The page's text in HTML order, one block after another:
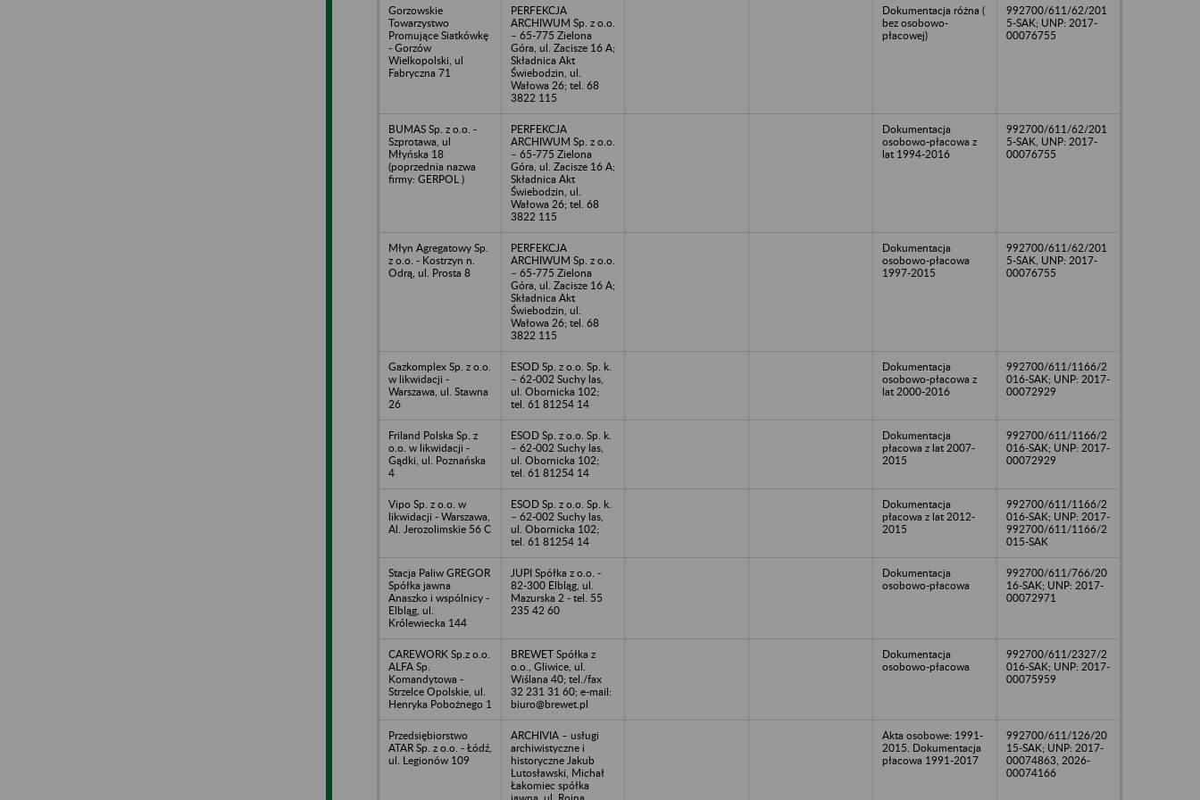
Gorzowskie
Towarzystwo
Promujące Siatkówkę
- Gorzów
Wielkopolski, ul
Fabryczna 71
PERFEKCJA
ARCHIWUM Sp. z o.o.
– 65-775 Zielona
Góra, ul. Zacisze 16 A;
Składnica Akt
Świebodzin, ul.
Wałowa 26; tel. 68
3822 115
Dokumentacja różna (
bez osobowo-
płacowej)
992700/611/62/201
5-SAK; UNP: 2017-
00076755
BUMAS Sp. z o.o. -
Szprotawa, ul
Młyńska 18
(poprzednia nazwa
firmy: GERPOL )
PERFEKCJA
ARCHIWUM Sp. z o.o.
– 65-775 Zielona
Góra, ul. Zacisze 16 A;
Składnica Akt
Świebodzin, ul.
Wałowa 26; tel. 68
3822 115
Dokumentacja
osobowo-płacowa z
lat 1994-2016
992700/611/62/201
5-SAK, UNP: 2017-
00076755
Młyn Agregatowy Sp.
z o.o. - Kostrzyn n.
Odrą, ul. Prosta 8
PERFEKCJA
ARCHIWUM Sp. z o.o.
– 65-775 Zielona
Góra, ul. Zacisze 16 A;
Składnica Akt
Świebodzin, ul.
Wałowa 26; tel. 68
3822 115
Dokumentacja
osobowo-płacowa
1997-2015
992700/611/62/201
5-SAK, UNP: 2017-
00076755
Gazkomplex Sp. z o.o.
w likwidacji -
Warszawa, ul. Stawna
26
ESOD Sp. z o.o. Sp. k.
– 62-002 Suchy las,
ul. Obornicka 102;
tel. 61 81254 14
Dokumentacja
osobowo-płacowa z
lat 2000-2016
992700/611/1166/2
016-SAK; UNP: 2017-
00072929
Friland Polska Sp. z
o.o. w likwidacji -
Gądki, ul. Poznańska
4
ESOD Sp. z o.o. Sp. k.
– 62-002 Suchy las,
ul. Obornicka 102;
tel. 61 81254 14
Dokumentacja
płacowa z lat 2007-
2015
992700/611/1166/2
016-SAK; UNP: 2017-
00072929
Vipo Sp. z o.o. w
likwidacji - Warszawa,
Al. Jerozolimskie 56 C
ESOD Sp. z o.o. Sp. k.
– 62-002 Suchy las,
ul. Obornicka 102;
tel. 61 81254 14
Dokumentacja
płacowa z lat 2012-
2015
992700/611/1166/2
016-SAK; UNP: 2017-
992700/611/1166/2
015-SAK
Stacja Paliw GREGOR
Spółka jawna
Anaszko i wspólnicy -
Elbląg, ul.
Królewiecka 144
JUPI Spółka z o.o. -
82-300 Elbląg, ul.
Mazurska 2 - tel. 55
235 42 60
Dokumentacja
osobowo-płacowa
992700/611/766/20
16-SAK; UNP: 2017-
00072971
CAREWORK Sp.z o.o.
ALFA Sp.
Komandytowa -
Strzelce Opolskie, ul.
Henryka Pobożnego 1
BREWET Spółka z
o.o., Gliwice, ul.
Wiślana 40; tel./fax
32 231 31 60; e-mail:
biuro@brewet.pl
Dokumentacja
osobowo-płacowa
992700/611/2327/2
016-SAK; UNP: 2017-
00075959
Przedsiębiorstwo
ATAR Sp. z o.o. - Łódź,
ul. Legionów 109
ARCHIVIA – usługi
archiwistyczne i
historyczne Jakub
Lutosławski, Michał
Łakomiec spółka
Akta osobowe: 1991-
2015. Dokumentacja
płacowa 1991-2017
992700/611/126/20
15-SAK; UNP: 2017-
00074863, 2026-
00074166